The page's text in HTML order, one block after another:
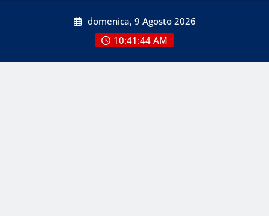
domenica, 9 Agosto 2026
10:41:45 AM